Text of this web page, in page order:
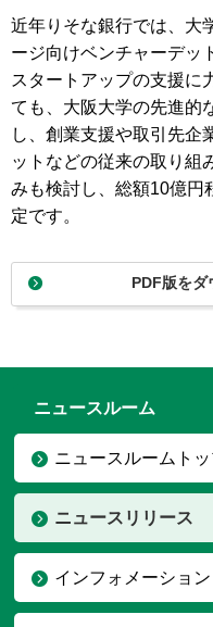
近年りそな銀行では、大
ージ向けベンチャーデッ
スタートアップの支援に
ても、大阪大学の先進的
し、創業支援や取引先企
ットなどの従来の取り組
みも検討し、総額10億円
定です。
PDF版をダ
ニュースルーム
ニュースルームト
ニュースリリース
インフォメーショ